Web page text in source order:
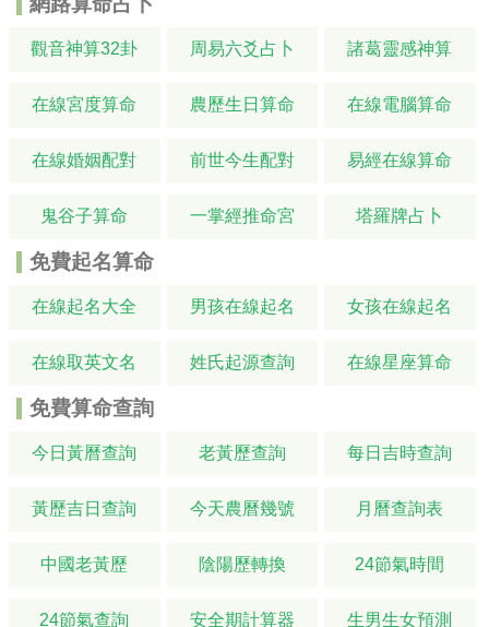
觀音神算32卦 周易六爻占卜 諸葛靈感神算
在線宮度算命 農歷生日算命 在線電腦算命
在線婚姻配對 前世今生配對 易經在線算命
鬼谷子算命 一掌經推命宮 塔羅牌占卜
免費起名算命
在線起名大全 男孩在線起名 女孩在線起名
在線取英文名 姓氏起源查詢 在線星座算命
免費算命查詢
今日黃曆查詢 老黃歷查詢 每日吉時查詢
黃歷吉日查詢 今天農曆幾號 月曆查詢表
中國老黃歷 陰陽歷轉換 24節氣時間
24節氣查詢 安全期計算器 生男生女預測